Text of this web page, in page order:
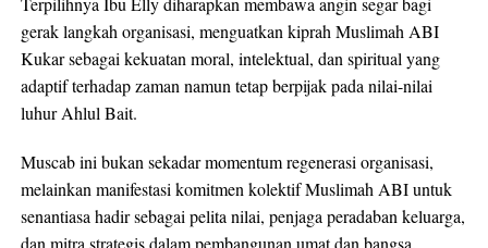
gerak langkah organisasi, menguatkan kiprah Muslimah ABI
Kukar sebagai kekuatan moral, intelektual, dan spiritual yang
adaptif terhadap zaman namun tetap berpijak pada nilai-nilai
luhur Ahlul Bait.
Muscab ini bukan sekadar momentum regenerasi organisasi,
melainkan manifestasi komitmen kolektif Muslimah ABI untuk
senantiasa hadir sebagai pelita nilai, penjaga peradaban keluarga,
dan mitra strategis dalam pembangunan umat dan bangsa.